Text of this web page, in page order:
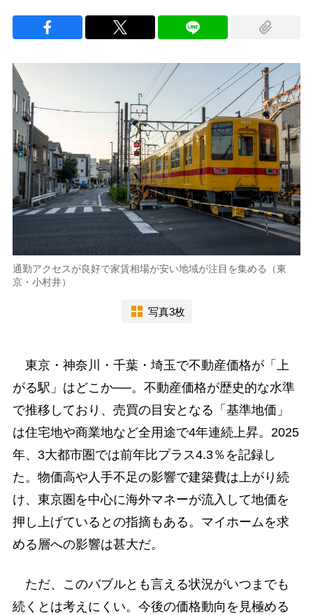
通勤アクセスが良好で家賃相場が安い地域が注目を集める（東
京・小村井）
写真3枚
東京・神奈川・千葉・埼玉で不動産価格が「上
がる駅」はどこか──。不動産価格が歴史的な水準
で推移しており、売買の目安となる「基準地価」
は住宅地や商業地など全用途で4年連続上昇。2025
年、3大都市圏では前年比プラス4.3％を記録し
た。物価高や人手不足の影響で建築費は上がり続
け、東京圏を中心に海外マネーが流入して地価を
押し上げているとの指摘もある。マイホームを求
める層への影響は甚大だ。
ただ、このバブルとも言える状況がいつまでも
続くとは考えにくい。今後の価格動向を見極める